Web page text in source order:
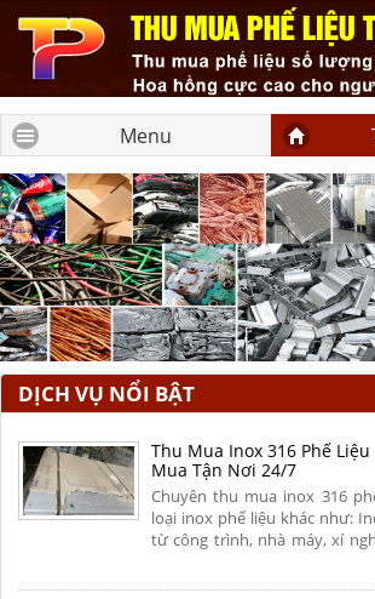
Menu
DỊCH VỤ NỔI BẬT
Thu Mua Inox 316 Phế Liệu
Mua Tận Nơi 24/7
Chuyên thu mua inox 316
loại inox phế liệu khác như:
từ công trình, nhà máy, xí
nghiệp trên khắp mọi miền